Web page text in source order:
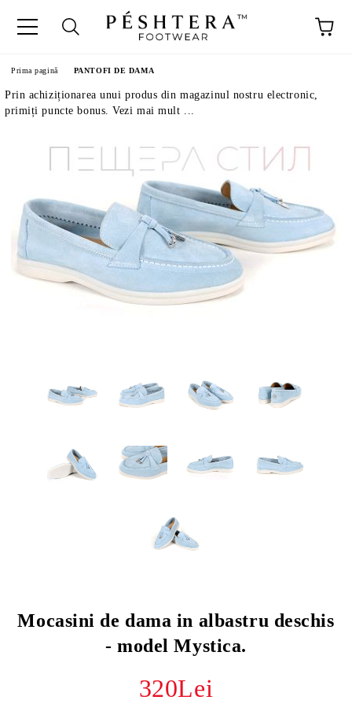
Prima pagină PANTOFI DE DAMA
Prin achiziționarea unui produs din magazinul nostru electronic,
primiți puncte bonus. Vezi mai mult ...
Mocasini de dama in albastru deschis
- model Mystica.
320Lei